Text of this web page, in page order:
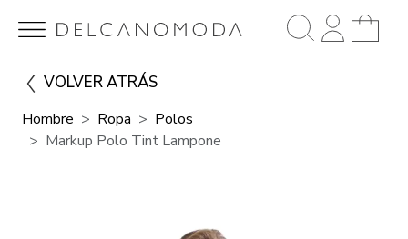
VOLVER ATRÁS
Hombre Ropa
Polos
Markup Polo Tint Lampone